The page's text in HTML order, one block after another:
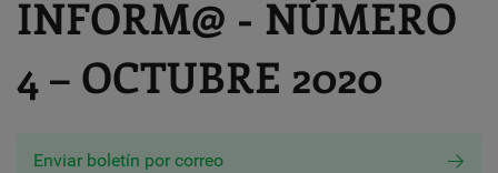
INFORM@ - NÚMERO
4 – OCTUBRE 2020
Enviar boletín por correo